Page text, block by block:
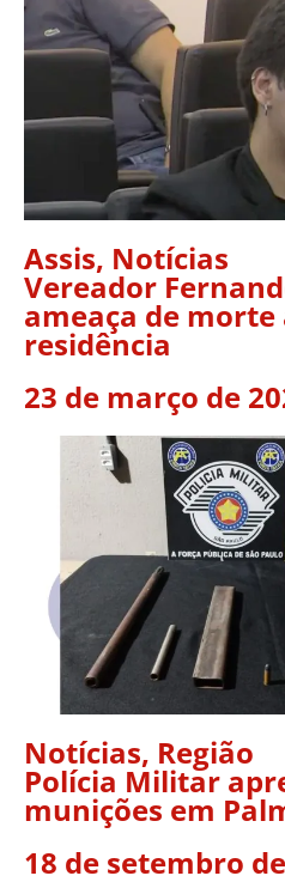
Assis, Notícias
Vereador
ameaça de
residência
23 de março de
Notícias, Região
Polícia Militar
munições em
18 de setembro